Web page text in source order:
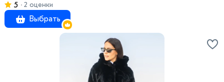
5
2 оценки
Выбрать